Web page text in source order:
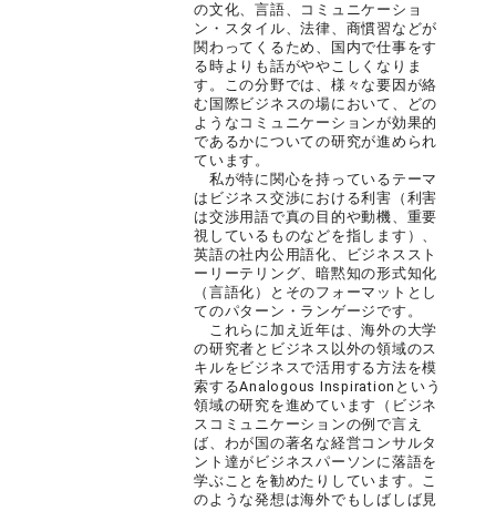
の文化、言語、コミュニケーショ
ン・スタイル、法律、商慣習などが
関わってくるため、国内で仕事をす
る時よりも話がややこしくなりま
す。この分野では、様々な要因が絡
む国際ビジネスの場において、どの
ようなコミュニケーションが効果的
であるかについての研究が進められ
ています。
私が特に関心を持っているテーマ
はビジネス交渉における利害（利害
は交渉用語で真の目的や動機、重要
視しているものなどを指します）、
英語の社内公用語化、ビジネススト
ーリーテリング、暗黙知の形式知化
（言語化）とそのフォーマットとし
てのパターン・ランゲージです。
これらに加え近年は、海外の大学
の研究者とビジネス以外の領域のス
キルをビジネスで活用する方法を模
索するAnalogous Inspirationという
領域の研究を進めています（ビジネ
スコミュニケーションの例で言え
ば、わが国の著名な経営コンサルタ
ント達がビジネスパーソンに落語を
学ぶことを勧めたりしています。こ
のような発想は海外でもしばしば見